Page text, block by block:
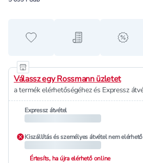
Hozzáadás a kedvencekhez
Hozzáadás aalert
Válassz egy Rossmann üzletet
a termék elérhetőségéhez és Expressz
Expressz átvétel
Kiszállítás és személyes átvétel nem elérhető
Értesíts, ha újra elérhető online